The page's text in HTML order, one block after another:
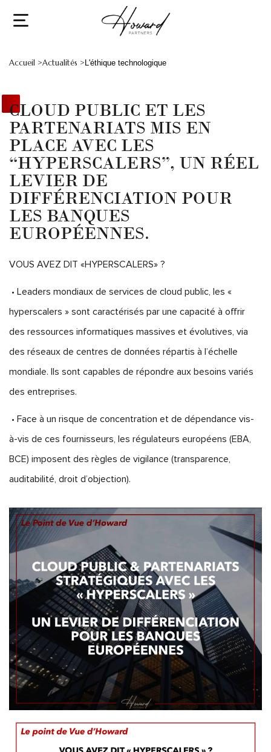
Accueil >Actualités > L'éthique technologique
CLOUD PUBLIC ET LES
PARTENARIATS MIS EN
PLACE AVEC LES
“HYPERSCALERS”, UN RÉEL
LEVIER DE
DIFFÉRENCIATION POUR
LES BANQUES
EUROPÉENNES.
VOUS AVEZ DIT «HYPERSCALERS» ?
• Leaders mondiaux de services de cloud public, les «
hyperscalers » sont caractérisés par une capacité à offrir
des ressources informatiques massives et évolutives, via
des réseaux de centres de données répartis à l’échelle
mondiale. Ils sont capables de répondre aux besoins variés
des entreprises.
• Face à un risque de concentration et de dépendance vis-
à-vis de ces fournisseurs, les régulateurs européens (EBA,
BCE) imposent des règles de vigilance (transparence,
auditabilité, droit d’objection).